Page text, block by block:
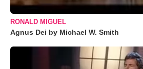
RONALD MIGUEL
Agnus Dei by Michael W. Smith